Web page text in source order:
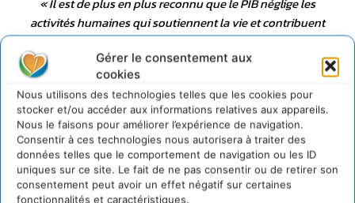
Gérer le consentement aux
cookies
Nous utilisons des technologies telles que les cookies pour
stocker et/ou accéder aux informations relatives aux appareils.
Nous le faisons pour améliorer l’expérience de navigation.
Consentir à ces technologies nous autorisera à traiter des
données telles que le comportement de navigation ou les ID
uniques sur ce site. Le fait de ne pas consentir ou de retirer son
consentement peut avoir un effet négatif sur certaines
fonctionnalités et caractéristiques.
«Il est de plus en plus reconnu que le PIB néglige les
activités humaines qui soutiennent la vie et contribuent
au bien-être, tout en accordant une valeur
disproportionnée à celles qui nous nuisent et épuisent
notre planète
«Le progrès humain dépend de nombreux facteurs, des
niveaux de pauvreté et de faim aux inégalités et à la
cohésion sociale, en passant par la vulnérabilité à la
dégradation du climat et à d’autres chocs», a expliqué le
chef de l’ONU.